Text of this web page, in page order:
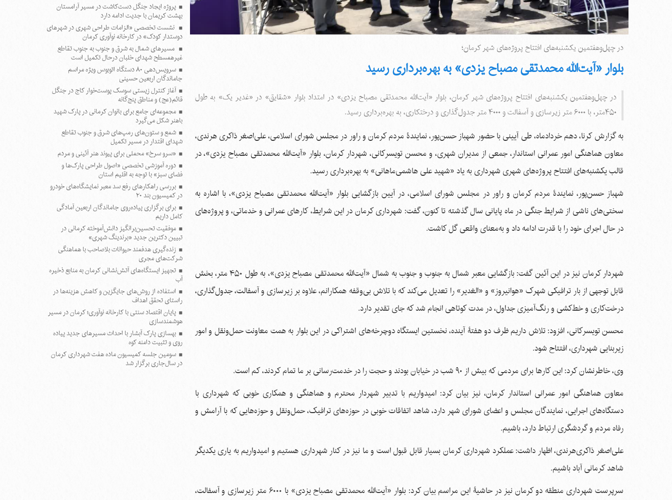
در چهل‌وهفتمین یکشنبه‌های افتتاح پروژه‌های شهر کرمان؛
بلوار «آیت‌الله محمدتقی مصباح یزدی» به بهره‌برداری رسید
در چهل‌وهفتمین یکشنبه‌های افتتاح پروژه‌های شهر کرمان، بلوار «آیت‌الله محمدتقی مصباح یزدی» در امتداد بلوار «شقایق» در «غدیر یک» به طول
۴۵۰متر، با ۶۰۰۰ متر زیرسازی و آسفالت و ۴۰۰۰ متر جدول‌گذاری و درختکاری، به بهره‌برداری رسید.
به گزارش کرنا، دهم خردادماه، طی آیینی با حضور شهباز حسن‌پور، نمایندۀ مردم کرمان و راور در مجلس شورای اسلامی، علی‌اصغر ذاکری هرندی،
معاون هماهنگی امور عمرانی استاندار، جمعی از مدیران شهری، و محسن تویسرکانی، شهردار کرمان، بلوار «آیت‌الله محمدتقی مصباح یزدی»، در
قالب یکشنبه‌های افتتاح پروژه‌های شهری شهرداری به یاد «شهید علی هاشمی‌ماهانی» به بهره‌برداری رسید.
شهباز حسن‌پور، نمایندۀ مردم کرمان و راور در مجلس شورای اسلامی، در آیین بازگشایی بلوار «آیت‌الله محمدتقی مصباح یزدی»، با اشاره به
سختی‌های ناشی از شرایط جنگی در ماه پایانی سال گذشته تا کنون، گفت: شهرداری کرمان در این شرایط، کارهای عمرانی و خدماتی، و پروژه‌های
در حال اجرای خود را با قدرت ادامه داد و به‌معنای واقعی گل کاشت.
شهردار کرمان نیز در این آئین گفت: بازگشایی معبر شمال به جنوب و جنوب به شمال «آیت‌الله محمدتقی مصباح یزدی»، به طول ۴۵۰ متر، بخش
قابل توجهی از بار ترافیکی شهرک «هوانیروز» و «الغدیر» را تعدیل می‌کند که با تلاش بی‌وقفه همکارانم، علاوه بر زیرسازی و آسفالت، جدول‌گذاری،
درخت‌کاری و خط‌کشی و رنگ‌آمیزی جداول، در مدت کوتاهی انجام شد که جای تقدیر دارد.
محسن تویسرکانی، افزود: تلاش داریم ظرف دو هفتۀ آینده، نخستین ایستگاه دوچرخه‌های اشتراکی در این بلوار به همت معاونت حمل‌ونقل و امور
زیربنایی شهرداری، افتتاح شود.
وی، خاطرنشان کرد: این کارها برای مردمی که بیش از ۹۰ شب در خیابان بودند و حجت را در خدمت‌رسانی بر ما تمام کردند، کم است.
معاون هماهنگی امور عمرانی استاندار کرمان، نیز بیان کرد: امیدواریم با تدبیر شهردار محترم و هماهنگی و همکاری خوبی که شهرداری با
دستگاه‌های اجرایی، نمایندگان مجلس و اعضای شورای شهر دارد، شاهد اتفاقات خوبی در حوزه‌های ترافیک، حمل‌ونقل و حوزه‌هایی که با آرامش و
رفاه مردم و گردشگری ارتباط دارد، باشیم.
علی‌اصغر ذاکری‌هرندی، اظهار داشت: عملکرد شهرداری کرمان بسیار قابل قبول است و ما نیز در کنار شهرداری هستیم و امیدواریم به یاری یکدیگر
شاهد کرمانی آباد باشیم.
سرپرست شهرداری منطقه دو کرمان نیز در حاشیۀ این مراسم بیان کرد: بلوار «آیت‌الله محمدتقی مصباح یزدی» با ۶۰۰۰ متر زیرسازی و آسفالت،
پروژه ایجاد جنگل دست‌کاشت در مسیر آرامستان
بهشت کریمان با جدیت ادامه دارد
نشست تخصصی «الزامات طراحی شهری در شهرهای
دوستدار کودک» در کارخانه نوآوری کرمان
مسیرهای شمال به شرق و جنوب به جنوب تقاطع
غیرهمسطح شهدای خلبان درحال تکمیل است
سرویس‌دهی ۸۰ دستگاه اتوبوس ویژه مراسم
جاماندگان اربعین حسینی
آغاز کنترل زیستی سوسک پوست‌خوار کاج در جنگل
قائم(عج) و مناطق پنج‌گانه
مجموعه‌ای جامع برای بانوان کرمانی در پارک شهید
باهنر شکل می‌گیرد
شمع و ستون‌های رمپ‌های شرق و جنوب تقاطع
شهدای اقتدار در مسیر تکمیل
«سرو سرخ» محملی برای پیوند هنر آئینی و مردم
دوره آموزشی تخصصی «اصول طراحی پارک‌ها و
فضای سبز» با توجه به اقلیم استان
بررسی راهکارهای رفع سد معبر نمایشگاه‌های خودرو
در کمیسیون بند ۲۰
برای برگزاری پیاده‌روی جاماندگان اربعین آمادگی
کامل داریم
موفقیت تحسین‌برانگیز دانش‌آموخته کرمانی در
تبیین دکترین جدید «برندینگ شهری»
زنده‌گیری هدفمند حیوانات بلاصاحب با هماهنگی
شرکت‌های مجری
تجهیز ایستگاه‌های آتش‌نشانی کرمان به منابع ذخیره
آب
استفاده از روش‌های جایگزین و کاهش هزینه‌ها در
راستای تحقق اهداف
پایان اقتصاد سنتی با کارخانه نوآوری؛ کرمان در مسیر
هوشمندسازی
بهسازی پارک آبشار با احداث مسیرهای جدید پیاده
روی و تثبیت دامنه کوه
سومین جلسه کمیسیون ماده هفت شهرداری کرمان
در سال‌جاری برگزار شد